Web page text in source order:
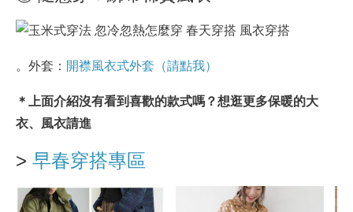
。外套： 開襟風衣式外套（請點我）
＊上面介紹沒有看到喜歡的款式嗎？想逛更多保暖的大
衣、風衣請進
> 早春穿搭專區